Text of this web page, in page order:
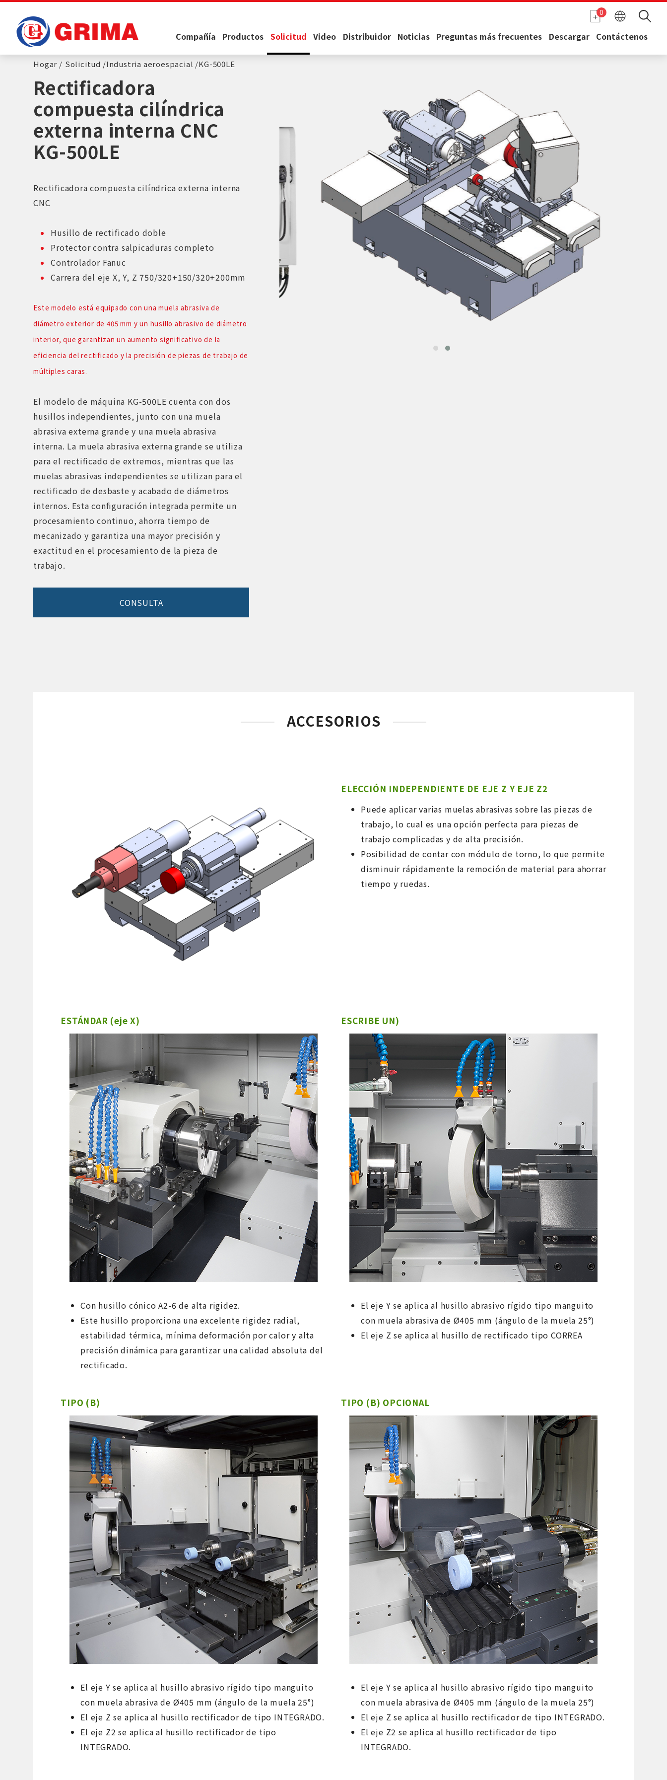
0
Compañía Productos Solicitud Video Distribuidor Noticias Preguntas más frecuentes Descargar Contáctenos
Hogar Solicitud Industria aeroespacial KG-500LE
Rectificadora
compuesta cilíndrica
externa interna CNC
KG-500LE
Rectificadora compuesta cilíndrica externa interna
CNC
Husillo de rectificado doble
Protector contra salpicaduras completo
Controlador Fanuc
Carrera del eje X, Y, Z 750/320+150/320+200mm
Este modelo está equipado con una muela abrasiva de
diámetro exterior de 405 mm y un husillo abrasivo de diámetro
interior, que garantizan un aumento significativo de la
eficiencia del rectificado y la precisión de piezas de trabajo de
múltiples caras.
El modelo de máquina KG-500LE cuenta con dos
husillos independientes, junto con una muela
abrasiva externa grande y una muela abrasiva
interna. La muela abrasiva externa grande se utiliza
para el rectificado de extremos, mientras que las
muelas abrasivas independientes se utilizan para el
rectificado de desbaste y acabado de diámetros
internos. Esta configuración integrada permite un
procesamiento continuo, ahorra tiempo de
mecanizado y garantiza una mayor precisión y
exactitud en el procesamiento de la pieza de
trabajo.
CONSULTA
ACCESORIOS
ELECCIÓN INDEPENDIENTE DE EJE Z Y EJE Z2
Puede aplicar varias muelas abrasivas sobre las piezas de
trabajo, lo cual es una opción perfecta para piezas de
trabajo complicadas y de alta precisión.
Posibilidad de contar con módulo de torno, lo que permite
disminuir rápidamente la remoción de material para ahorrar
tiempo y ruedas.
ESTÁNDAR (eje X) ESCRIBE UN)
Con husillo cónico A2-6 de alta rigidez.
Este husillo proporciona una excelente rigidez radial,
estabilidad térmica, mínima deformación por calor y alta
precisión dinámica para garantizar una calidad absoluta del
rectificado.
El eje Y se aplica al husillo abrasivo rígido tipo manguito
con muela abrasiva de Ø405 mm (ángulo de la muela 25°)
El eje Z se aplica al husillo de rectificado tipo CORREA
TIPO (B) TIPO (B) OPCIONAL
El eje Y se aplica al husillo abrasivo rígido tipo manguito
con muela abrasiva de Ø405 mm (ángulo de la muela 25°)
El eje Z se aplica al husillo rectificador de tipo INTEGRADO.
El eje Z2 se aplica al husillo rectificador de tipo
INTEGRADO.
El eje Y se aplica al husillo abrasivo rígido tipo manguito
con muela abrasiva de Ø405 mm (ángulo de la muela 25°)
El eje Z se aplica al husillo rectificador de tipo INTEGRADO.
El eje Z2 se aplica al husillo rectificador de tipo
INTEGRADO.